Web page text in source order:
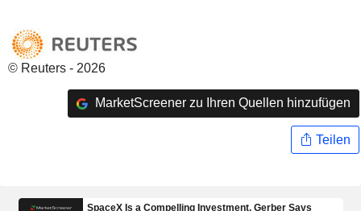
© Reuters - 2026
MarketScreener zu Ihren Quellen hinzufügen
Teilen